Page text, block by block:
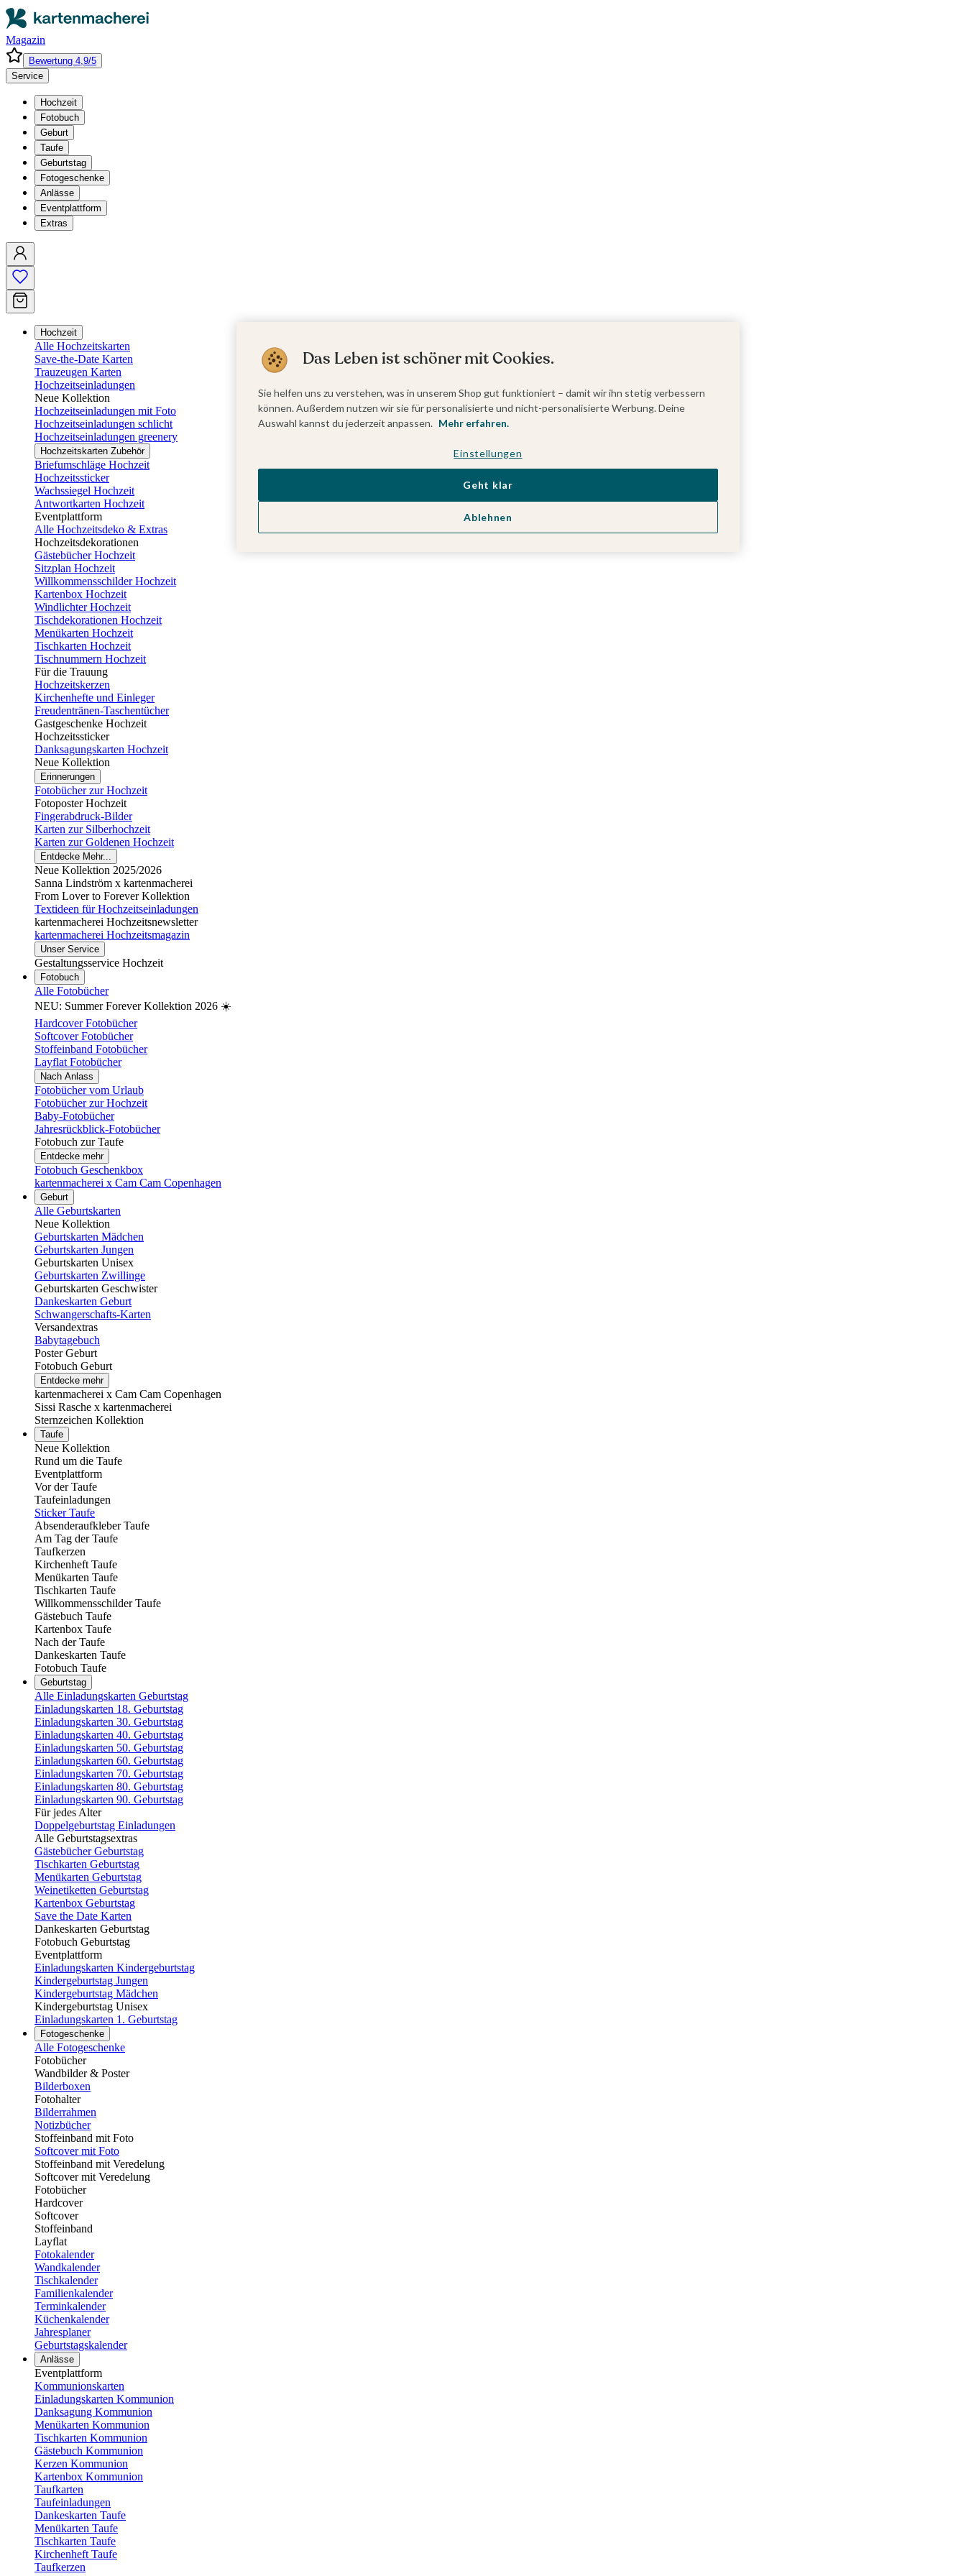
Magazin
Bewertung 4,9/5
Service
Hochzeit
Fotobuch
Geburt
Taufe
Geburtstag
Fotogeschenke
Anlässe
Eventplattform
Extras
Hochzeit
Alle Hochzeitskarten
Save-the-Date Karten
Trauzeugen Karten
Hochzeitseinladungen
Neue Kollektion
Hochzeitseinladungen mit Foto
Hochzeitseinladungen schlicht
Hochzeitseinladungen greenery
Hochzeitskarten Zubehör
Briefumschläge Hochzeit
Hochzeitssticker
Wachssiegel Hochzeit
Antwortkarten Hochzeit
Eventplattform
Alle Hochzeitsdeko & Extras
Hochzeitsdekorationen
Gästebücher Hochzeit
Sitzplan Hochzeit
Willkommensschilder Hochzeit
Kartenbox Hochzeit
Windlichter Hochzeit
Tischdekorationen Hochzeit
Menükarten Hochzeit
Tischkarten Hochzeit
Tischnummern Hochzeit
Für die Trauung
Hochzeitskerzen
Kirchenhefte und Einleger
Freudentränen-Taschentücher
Gastgeschenke Hochzeit
Hochzeitssticker
Danksagungskarten Hochzeit
Neue Kollektion
Erinnerungen
Fotobücher zur Hochzeit
Fotoposter Hochzeit
Fingerabdruck-Bilder
Karten zur Silberhochzeit
Karten zur Goldenen Hochzeit
Entdecke Mehr...
Neue Kollektion 2025/2026
Sanna Lindström x kartenmacherei
From Lover to Forever Kollektion
Textideen für Hochzeitseinladungen
kartenmacherei Hochzeitsnewsletter
kartenmacherei Hochzeitsmagazin
Unser Service
Gestaltungsservice Hochzeit
Fotobuch
Alle Fotobücher
NEU: Summer Forever Kollektion 2026 ☀️
Hardcover Fotobücher
Softcover Fotobücher
Stoffeinband Fotobücher
Layflat Fotobücher
Nach Anlass
Fotobücher vom Urlaub
Fotobücher zur Hochzeit
Baby-Fotobücher
Jahresrückblick-Fotobücher
Fotobuch zur Taufe
Entdecke mehr
Fotobuch Geschenkbox
kartenmacherei x Cam Cam Copenhagen
Geburt
Alle Geburtskarten
Neue Kollektion
Geburtskarten Mädchen
Geburtskarten Jungen
Geburtskarten Unisex
Geburtskarten Zwillinge
Geburtskarten Geschwister
Dankeskarten Geburt
Schwangerschafts-Karten
Versandextras
Babytagebuch
Poster Geburt
Fotobuch Geburt
Entdecke mehr
kartenmacherei x Cam Cam Copenhagen
Sissi Rasche x kartenmacherei
Sternzeichen Kollektion
Taufe
Neue Kollektion
Rund um die Taufe
Eventplattform
Vor der Taufe
Taufeinladungen
Sticker Taufe
Absenderaufkleber Taufe
Am Tag der Taufe
Taufkerzen
Kirchenheft Taufe
Menükarten Taufe
Tischkarten Taufe
Willkommensschilder Taufe
Gästebuch Taufe
Kartenbox Taufe
Nach der Taufe
Dankeskarten Taufe
Fotobuch Taufe
Geburtstag
Alle Einladungskarten Geburtstag
Einladungskarten 18. Geburtstag
Einladungskarten 30. Geburtstag
Einladungskarten 40. Geburtstag
Einladungskarten 50. Geburtstag
Einladungskarten 60. Geburtstag
Einladungskarten 70. Geburtstag
Einladungskarten 80. Geburtstag
Einladungskarten 90. Geburtstag
Für jedes Alter
Doppelgeburtstag Einladungen
Alle Geburtstagsextras
Gästebücher Geburtstag
Tischkarten Geburtstag
Menükarten Geburtstag
Weinetiketten Geburtstag
Kartenbox Geburtstag
Save the Date Karten
Dankeskarten Geburtstag
Fotobuch Geburtstag
Eventplattform
Einladungskarten Kindergeburtstag
Kindergeburtstag Jungen
Kindergeburtstag Mädchen
Kindergeburtstag Unisex
Einladungskarten 1. Geburtstag
Fotogeschenke
Alle Fotogeschenke
Fotobücher
Wandbilder & Poster
Bilderboxen
Fotohalter
Bilderrahmen
Notizbücher
Stoffeinband mit Foto
Softcover mit Foto
Stoffeinband mit Veredelung
Softcover mit Veredelung
Fotobücher
Hardcover
Softcover
Stoffeinband
Layflat
Fotokalender
Wandkalender
Tischkalender
Familienkalender
Terminkalender
Küchenkalender
Jahresplaner
Geburtstagskalender
Anlässe
Eventplattform
Kommunionskarten
Einladungskarten Kommunion
Danksagung Kommunion
Menükarten Kommunion
Tischkarten Kommunion
Gästebuch Kommunion
Kerzen Kommunion
Kartenbox Kommunion
Taufkarten
Taufeinladungen
Dankeskarten Taufe
Menükarten Taufe
Tischkarten Taufe
Kirchenheft Taufe
Taufkerzen
Das Leben ist schöner mit Cookies.
Sie helfen uns zu verstehen, was in unserem Shop gut funktioniert – damit wir ihn stetig verbessern
können. Außerdem nutzen wir sie für personalisierte und nicht-personalisierte Werbung. Deine
Auswahl kannst du jederzeit anpassen. Mehr erfahren.
Einstellungen
Ablehnen
Geht klar